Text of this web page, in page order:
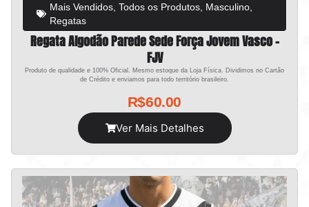
Mais Vendidos, Todos os Produtos, Masculino,
Regatas
Regata Algodão Parede Sede Força Jovem Vasco –
FJV
Produto de qualidade e 100% Oficial. Mesmo estoque da Loja Física. Dividimos no Cartão
de Crédito e enviamos para todo território brasileiro.
R$60.00
Ver Mais Detalhes